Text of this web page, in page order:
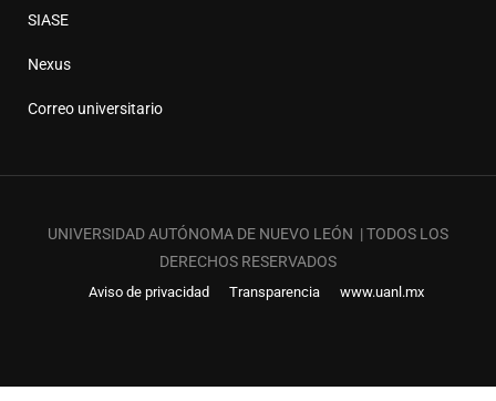
SIASE
Nexus
Correo universitario
UNIVERSIDAD AUTÓNOMA DE NUEVO LEÓN | TODOS LOS
DERECHOS RESERVADOS
Aviso de privacidad Transparencia www.uanl.mx